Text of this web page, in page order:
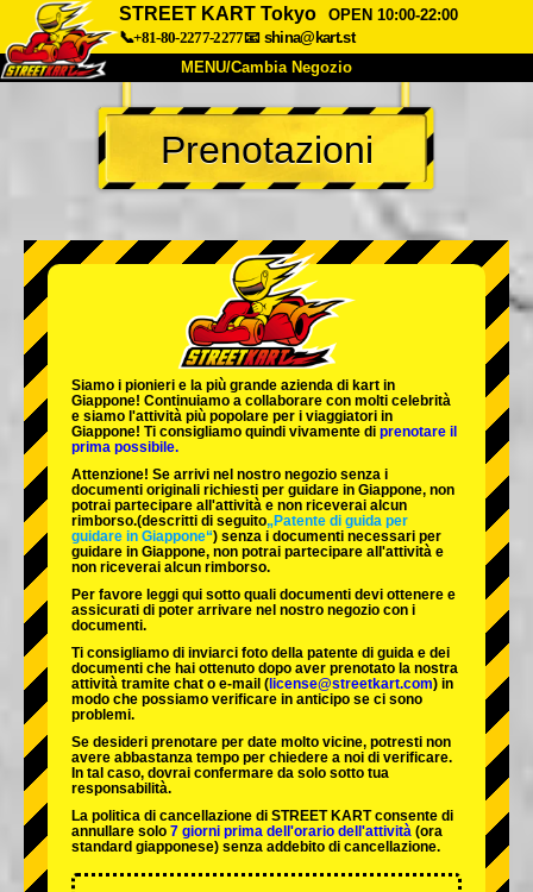
STREET KART Tokyo
OPEN 10:00-22:00
📞+81-80-2277-2277📧 shina@kart.st
MENU/Cambia Negozio
INIZIO
Chi Siamo Specifiche Prezzo
Azienda Prenotazioni
Cambia Negozio
Tokyo Shinagawa Tokyo Akihabara#1
Tokyo Akihabara#2
Tokyo Shibuya Annex Tokyo Bay
Tokyo Asakusa Osaka
Okinawa
Prenotazioni
Siamo i pionieri e la più grande azienda di kart in
Giappone! Continuiamo a collaborare con molti celebrità
e siamo l'attività più popolare per i viaggiatori in
Giappone! Ti consigliamo quindi vivamente di prenotare il
prima possibile.
Attenzione! Se arrivi nel nostro negozio senza i
documenti originali richiesti per guidare in Giappone, non
potrai partecipare all'attività e non riceverai alcun
rimborso.(descritti di seguito„Patente di guida per
guidare in Giappone“) senza i documenti necessari per
guidare in Giappone, non potrai partecipare all'attività e
non riceverai alcun rimborso.
Per favore leggi qui sotto quali documenti devi ottenere e
assicurati di poter arrivare nel nostro negozio con i
documenti.
Ti consigliamo di inviarci foto della patente di guida e dei
documenti che hai ottenuto dopo aver prenotato la nostra
attività tramite chat o e-mail ( license@streetkart.com) in
modo che possiamo verificare in anticipo se ci sono
problemi.
Se desideri prenotare per date molto vicine, potresti non
avere abbastanza tempo per chiedere a noi di verificare.
In tal caso, dovrai confermare da solo sotto tua
responsabilità.
La politica di cancellazione di STREET KART consente di
annullare solo 7 giorni prima dell'orario dell'attività (ora
standard giapponese) senza addebito di cancellazione.